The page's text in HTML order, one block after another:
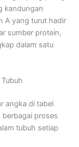
kandungan
A yang turut hadir
sumber protein,
dalam satu
angka di tabel
proses
tubuh setiap